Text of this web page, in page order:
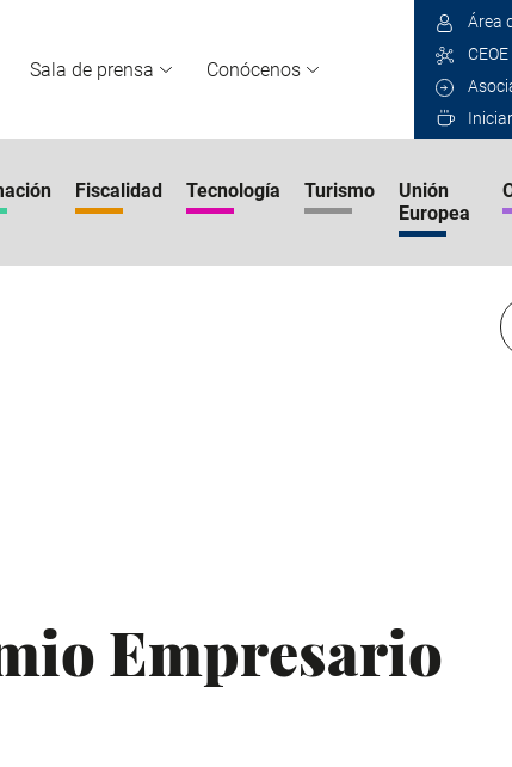
Sala de prensa Conócenos
Área
Fiscalidad Tecnología Turismo
Unión
Europea
Empresario